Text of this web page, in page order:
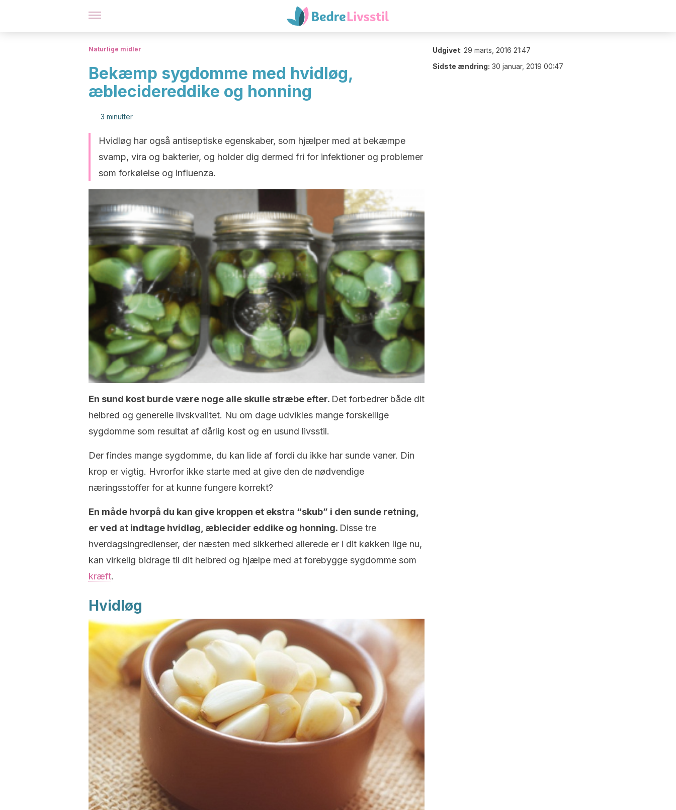
Naturlige midler
Bekæmp sygdomme med hvidløg,
æblecidereddike og honning
3 minutter
Hvidløg har også antiseptiske egenskaber, som hjælper med at bekæmpe
svamp, vira og bakterier, og holder dig dermed fri for infektioner og problemer
som forkølelse og influenza.
En sund kost burde være noge alle skulle stræbe efter. Det forbedrer både dit
helbred og generelle livskvalitet. Nu om dage udvikles mange forskellige
sygdomme som resultat af dårlig kost og en usund livsstil.
Der findes mange sygdomme, du kan lide af fordi du ikke har sunde vaner. Din
krop er vigtig. Hvrorfor ikke starte med at give den de nødvendige
næringsstoffer for at kunne fungere korrekt?
En måde hvorpå du kan give kroppen et ekstra “skub” i den sunde retning,
er ved at indtage hvidløg, æblecider eddike og honning. Disse tre
hverdagsingredienser, der næsten med sikkerhed allerede er i dit køkken lige nu,
kan virkelig bidrage til dit helbred og hjælpe med at forebygge sygdomme som
kræft.
Hvidløg
Udgivet: 29 marts, 2016 21:47
Sidste ændring: 30 januar, 2019 00:47